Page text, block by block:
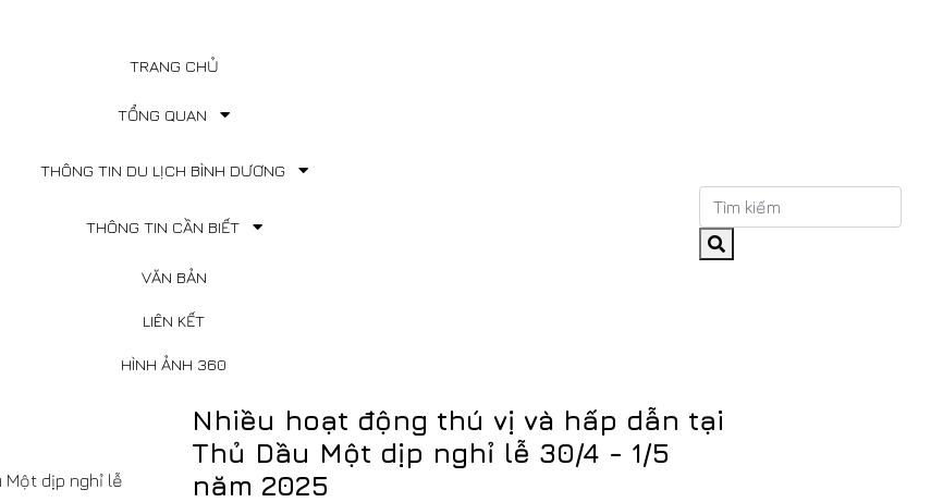
TRANG CHỦ
TỔNG QUAN
THÔNG TIN DU LỊCH BÌNH DƯƠNG
THÔNG TIN CẦN BIẾT
VĂN BẢN
LIÊN KẾT
HÌNH ẢNH 360
Nhiều hoạt động thú vị và hấp dẫn tại
Thủ Dầu Một dịp nghỉ lễ 30/4 - 1/5
năm 2025